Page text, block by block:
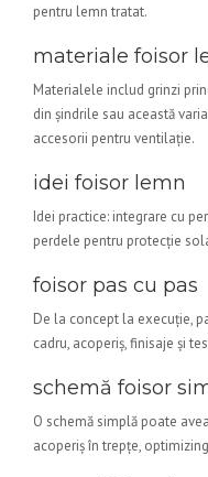
pentru lemn tratat.
materiale foisor
Materialele includ grinzi
din șindrile sau această
accesorii pentru ventilație.
idei foisor lemn
Idei practice: integrare cu
perdele pentru protecție
foisor pas cu pas
De la concept la execuție,
cadru, acoperiș, finisaje și
schemă foisor
O schemă simplă poate
acoperiș în trepțe,